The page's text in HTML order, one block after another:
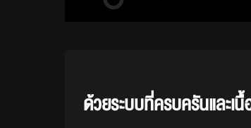
ด้วยระบบที่ครบครันและเ